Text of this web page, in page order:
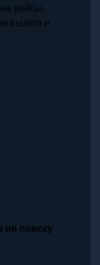
рейсы,
вылета и
по поиску